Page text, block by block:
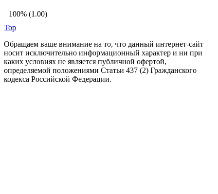
100% (1.00)
Top
Обращаем ваше внимание на то, что данный интернет-сайт
носит исключительно информационный характер и ни при
каких условиях не является публичной офертой,
определяемой положениями Статьи 437 (2) Гражданского
кодекса Российской Федерации.